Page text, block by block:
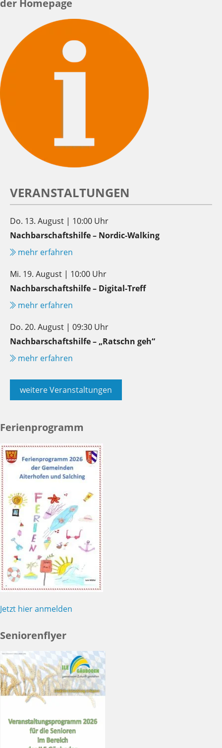
der Homepage
VERANSTALTUNGEN
Do. 13. August | 10:00 Uhr
Nachbarschaftshilfe – Nordic-Walking
mehr erfahren
Mi. 19. August | 10:00 Uhr
Nachbarschaftshilfe – Digital-Treff
mehr erfahren
Do. 20. August | 09:30 Uhr
Nachbarschaftshilfe – „Ratschn geh“
mehr erfahren
weitere Veranstaltungen
Ferienprogramm
Jetzt hier anmelden
Seniorenflyer